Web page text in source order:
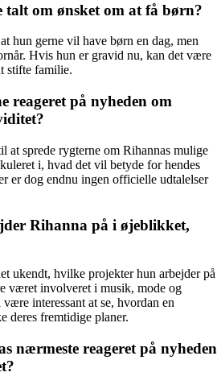
om ønsket om at få børn?
hun gerne vil have børn en dag, men
Hvis hun er gravid nu, kan det være
stifte familie.
reageret på nyheden om
at sprede rygterne om Rihannas mulige
i, hvad det vil betyde for hendes
er dog endnu ingen officielle udtalelser
Rihanna på i øjeblikket,
ukendt, hvilke projekter hun arbejder på
været involveret i musik, mode og
interessant at se, hvordan en
deres fremtidige planer.
nærmeste reageret på nyheden